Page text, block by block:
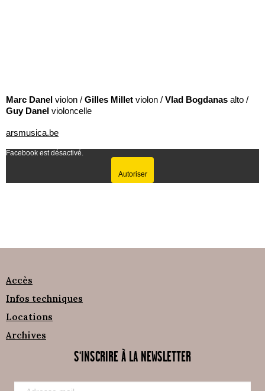
Marc Danel violon / Gilles Millet violon / Vlad Bogdanas alto /
Guy Danel violoncelle
arsmusica.be
Facebook est désactivé.
Autoriser
Accès
Infos techniques
Locations
Archives
S'INSCRIRE À LA NEWSLETTER